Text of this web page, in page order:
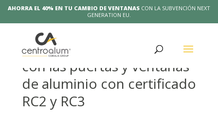
AHORRA EL 40% EN TU CAMBIO DE VENTANAS CON LA SUBVENCIÓN NEXT
GENERATION EU.
Tu casa segura este verano
con las puertas y ventanas
de aluminio con certificado
RC2 y RC3